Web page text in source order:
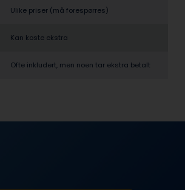
Ulike priser (må forespørres)
Kan koste ekstra
Ofte inkludert, men noen tar ekstra betalt